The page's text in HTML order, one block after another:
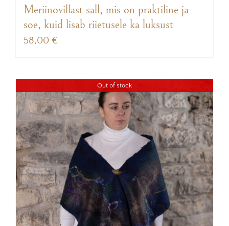
Meriinovillast sall, mis on praktiline ja
soe, kuid lisab riietusele ka luksust
58,00 €
Out of stock